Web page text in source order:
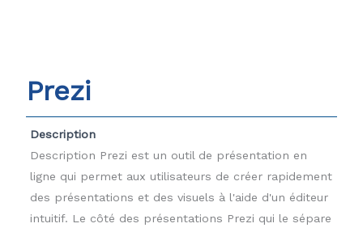
Prezi
Description
Description Prezi est un outil de présentation en
ligne qui permet aux utilisateurs de créer rapidement
des présentations et des visuels à l'aide d'un éditeur
intuitif. Le côté des présentations Prezi qui le sépare